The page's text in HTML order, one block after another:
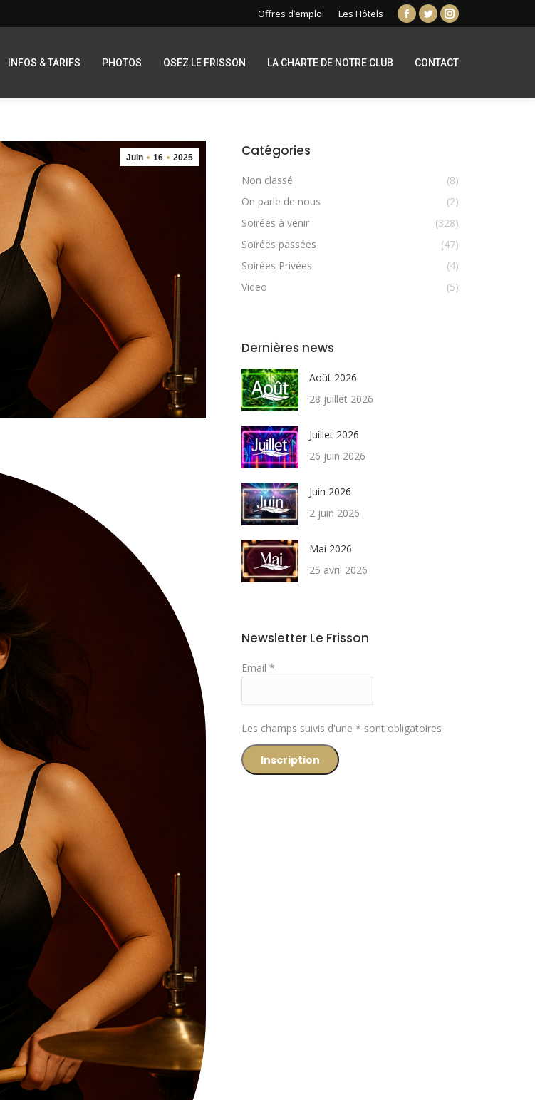
Offres d’emploi Les Hôtels
Facebook
opens
new
Twitter
opens
new
Instagram
opens
new
INFOS & TARIFS PHOTOS OSEZ LE FRISSON LA CHARTE DE NOTRE CLUB CONTACT
Juin 16 2025 Catégories
Non classé
(8)
On parle de nous
(2)
Soirées à venir
(328)
Soirées passées
(47)
Soirées Privées
(4)
Video
(5)
Dernières news
Août 2026
28 juillet 2026
Juillet 2026
26 juin 2026
Juin 2026
2 juin 2026
Mai 2026
25 avril 2026
Newsletter Le Frisson
Email *
Les champs suivis d'une * sont obligatoires